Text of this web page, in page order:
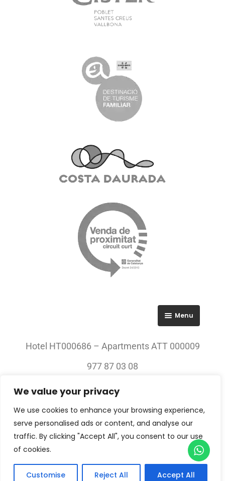
We value your privacy
We use cookies to enhance your browsing experience,
serve personalised ads or content, and analyse our
traffic. By clicking "Accept All", you consent to our use
of cookies.
Customise Reject All Accept All
Menu
Hotel HT000686 – Apartments ATT 000009
977 87 03 08
© 2023 All rights Reserved. Villa Engràcia
Arribada — Sortida